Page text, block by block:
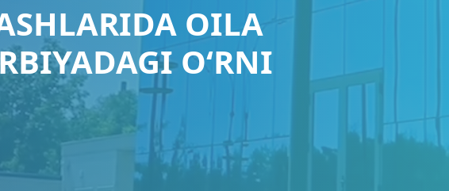
OILA
O‘RNI